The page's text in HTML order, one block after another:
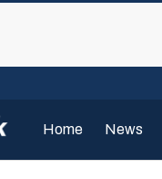
Home News